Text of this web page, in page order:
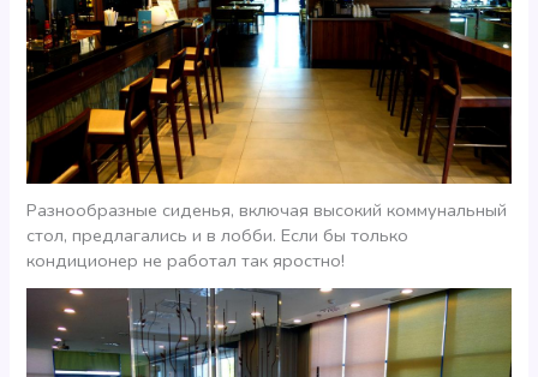
Разнообразные сиденья, включая высокий коммунальный
стол, предлагались и в лобби. Если бы только
кондиционер не работал так яростно!